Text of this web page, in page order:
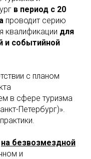
в период с 20
проводит серию
квалификации для
и событийной
с планом
в сфере туризма
Петербург)».
на безвозмездной
и